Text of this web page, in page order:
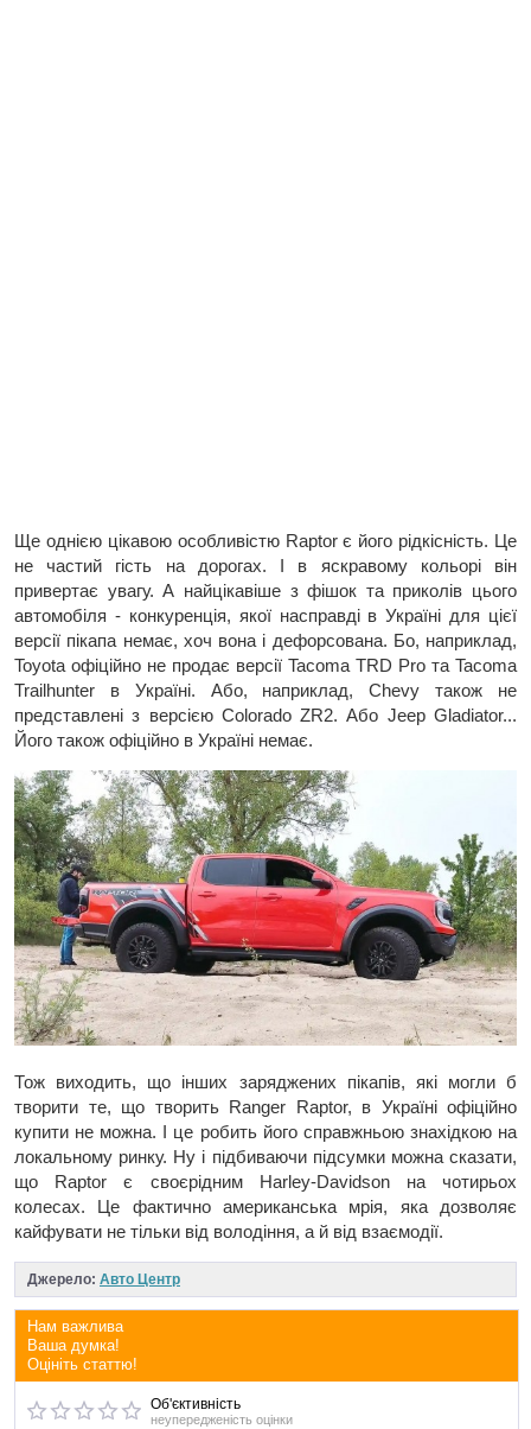
Ще однією цікавою особливістю Raptor є його рідкісність. Це
не частий гість на дорогах. І в яскравому кольорі він
привертає увагу. А найцікавіше з фішок та приколів цього
автомобіля - конкуренція, якої насправді в Україні для цієї
версії пікапа немає, хоч вона і дефорсована. Бо, наприклад,
Toyota офіційно не продає версії Taсoma TRD Pro та Tacoma
Trailhunter в Україні. Або, наприклад, Chevy також не
представлені з версією Colorado ZR2. Або Jeep Gladiator...
Його також офіційно в Україні немає.
Тож виходить, що інших заряджених пікапів, які могли б
творити те, що творить Ranger Raptor, в Україні офіційно
купити не можна. І це робить його справжньою знахідкою на
локальному ринку. Ну і підбиваючи підсумки можна сказати,
що Raptor є своєрідним Harley-Davidson на чотирьох
колесах. Це фактично американська мрія, яка дозволяє
кайфувати не тільки від володіння, а й від взаємодії.
Джерело: Авто Центр
Нам важлива
Ваша думка!
Оцініть статтю!
Об'єктивність
неупередженість оцінки